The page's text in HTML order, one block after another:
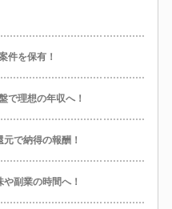
件を保有！
で理想の年収へ！
で納得の報酬！
副業の時間へ！